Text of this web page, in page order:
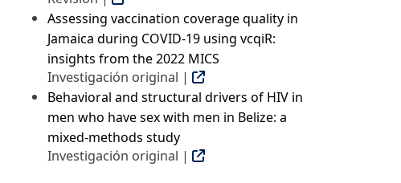
Assessing vaccination coverage quality in
Jamaica during COVID-19 using vcqiR:
insights from the 2022 MICS
Investigación original |
Behavioral and structural drivers of HIV in
men who have sex with men in Belize: a
mixed-methods study
Investigación original |